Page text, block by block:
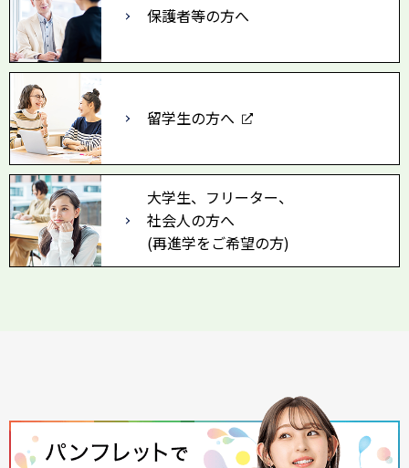
保護者等の方へ
留学生の方へ
大学生、フリーター、
社会人の方へ
(再進学をご希望の方)